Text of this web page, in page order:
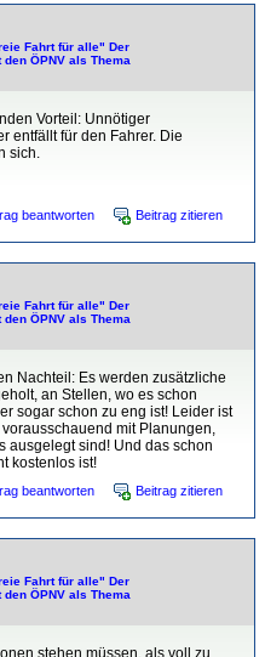
Fahrt für alle" Der
ÖPNV als Thema
Vorteil: Unnötiger
entfällt für den Fahrer. Die
sich.
beantworten Beitrag zitieren
Fahrt für alle" Der
ÖPNV als Thema
Nachteil: Es werden zusätzliche
an Stellen, wo es schon
sogar schon zu eng ist! Leider ist
mit Planungen,
ausgelegt sind! Und das schon
kostenlos ist!
beantworten Beitrag zitieren
Fahrt für alle" Der
ÖPNV als Thema
stehen müssen, als voll zu